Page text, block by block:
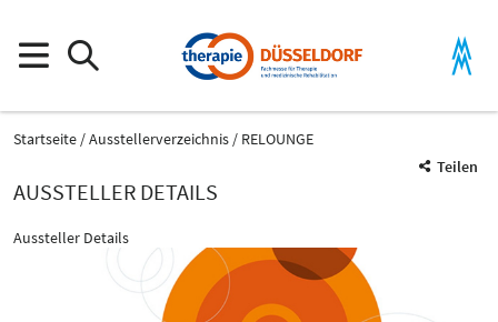
Startseite Ausstellerverzeichnis
RELOUNGE
Teilen
AUSSTELLER DETAILS
Aussteller Details